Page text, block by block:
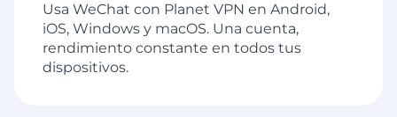
Usa WeChat con Planet VPN en Android,
iOS, Windows y macOS. Una cuenta,
rendimiento constante en todos tus
dispositivos.